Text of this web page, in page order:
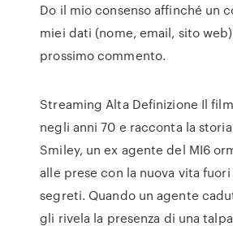
Do il mio consenso affinché un
miei dati (nome, email, sito
prossimo commento.
Streaming Alta Definizione Il
negli anni 70 e racconta la
Smiley, un ex agente del MI6
alle prese con la nuova vita
segreti. Quando un agente
gli rivela la presenza di una